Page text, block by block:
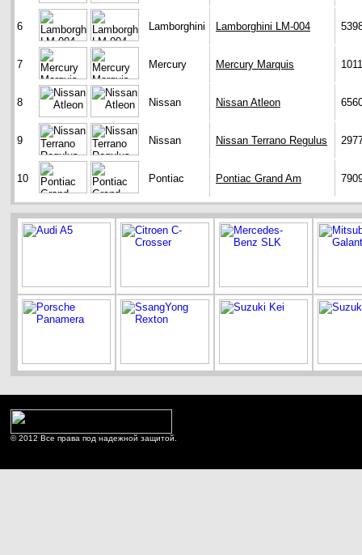
6 Lamborghini Lamborghini LM-004
7 Mercury Mercury Marquis
8 Nissan Nissan Atleon
9 Nissan Nissan Terrano Regulus
10 Pontiac Pontiac Grand Am
© 2012 Все права под надежной защитой.